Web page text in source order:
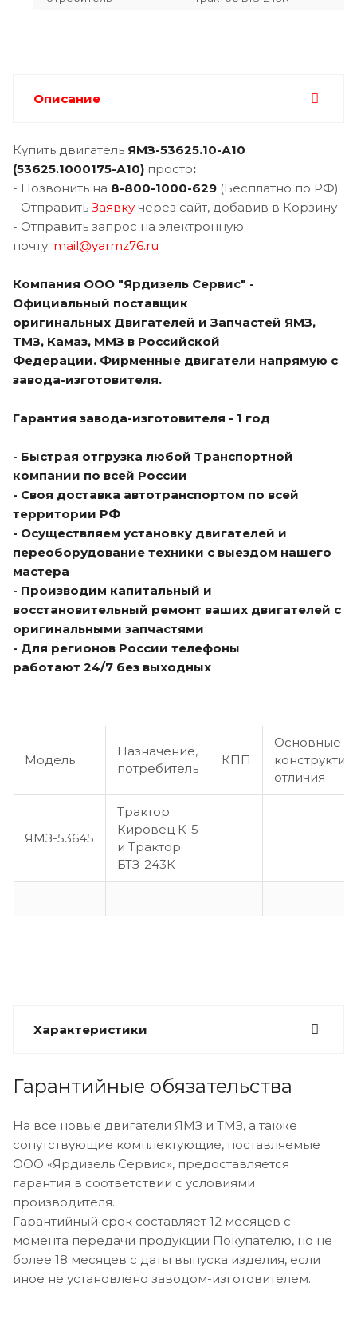
Описание
Купить двигатель ЯМЗ-53625.10-А10
(53625.1000175-А10) просто:
- Позвонить на 8-800-1000-629 (Бесплатно по РФ)
- Отправить Заявку через сайт, добавив в Корзину
- Отправить запрос на электронную
почту: mail@yarmz76.ru
Компания ООО "Ярдизель Сервис" -
Официальный поставщик
оригинальных Двигателей и Запчастей ЯМЗ,
ТМЗ, Камаз, ММЗ в Российской
Федерации. Фирменные двигатели напрямую с
завода-изготовителя.
Гарантия завода-изготовителя - 1 год
- Быстрая отгрузка любой Транспортной
компании по всей России
- Своя доставка автотранспортом по всей
территории РФ
- Осуществляем установку двигателей и
переоборудование техники с выездом нашего
мастера
- Производим капитальный и
восстановительный ремонт ваших двигателей с
оригинальными запчастями
- Для регионов России телефоны
работают 24/7 без выходных
Модель
Назначение,
потребитель
КПП
Основные
отличия
ЯМЗ-53645
Трактор
Кировец К-5
и Трактор
БТЗ-243К
Характеристики
Гарантийные обязательства
На все новые двигатели ЯМЗ и ТМЗ, а также
сопутствующие комплектующие, поставляемые
ООО «Ярдизель Сервис», предоставляется
гарантия в соответствии с условиями
производителя.
Гарантийный срок составляет 12 месяцев с
момента передачи продукции Покупателю, но не
более 18 месяцев с даты выпуска изделия, если
иное не установлено заводом-изготовителем.